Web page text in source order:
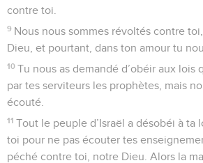
contre toi.
9 Nous nous sommes révoltés contre
Dieu, et pourtant, dans ton amour tu
10 Tu nous as demandé d’obéir aux lois
par tes serviteurs les prophètes, mais
écouté.
11 Tout le peuple d’Israël a désobéi à ta
toi pour ne pas écouter tes
péché contre toi, notre Dieu. Alors la